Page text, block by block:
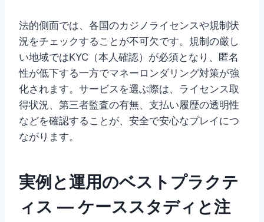
法的側面では、各国のカジノライセンスや規制状
況をチェックすることが不可欠です。規制の厳し
い地域ではKYC（本人確認）が必須となり、匿名
性が低下する一方でマネーロンダリング対策が強
化されます。サービスを選ぶ際は、ライセンス取
得状況、第三者監査の有無、支払い履歴の透明性
などを確認することが、安全で安心なプレイにつ
ながります。
実例と運用のベストプラクテ
ィス — ケーススタディと注